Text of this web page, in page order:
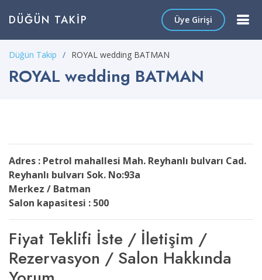
DÜĞÜN TAKIP Üye Girişi
Düğün Takip ROYAL wedding BATMAN
ROYAL wedding BATMAN
Adres : Petrol mahallesi Mah. Reyhanlı bulvarı Cad.
Reyhanlı bulvarı Sok. No:93a
Merkez / Batman
Salon kapasitesi : 500
Fiyat Teklifi İste / İletişim /
Rezervasyon / Salon Hakkında